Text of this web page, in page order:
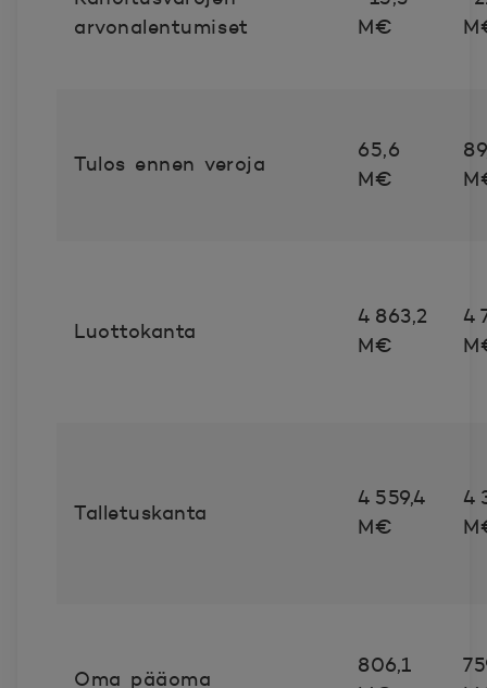
arvonalentumiset
M€
Tulos ennen veroja
65,6
M€
Luottokanta
4 863,2
M€
4
Talletuskanta
4 559,4
M€
4
Oma pääoma
806,1